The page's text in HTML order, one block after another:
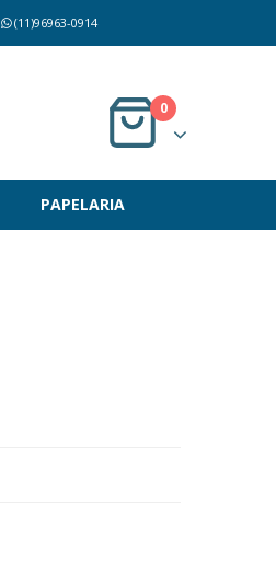
(11)96963-0914
0
PAPELARIA